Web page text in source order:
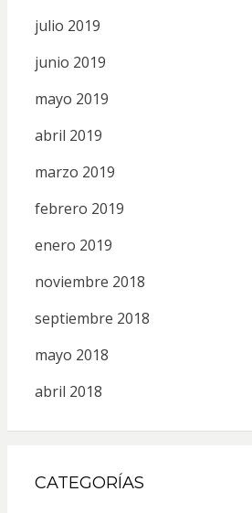
julio 2019
junio 2019
mayo 2019
abril 2019
marzo 2019
febrero 2019
enero 2019
noviembre 2018
septiembre 2018
mayo 2018
abril 2018
CATEGORÍAS